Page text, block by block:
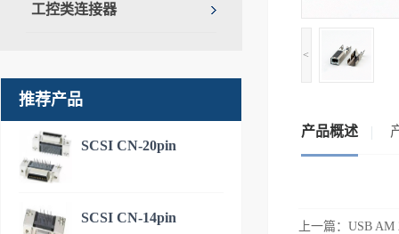
工控类连接器
推荐产品
SCSI CN-20pin
SCSI CN-14pin
<
产品概述
上一篇： USB AM